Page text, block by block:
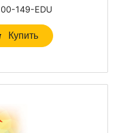
149-EDU
Купить